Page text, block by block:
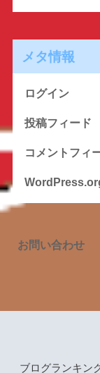
メタ情報
ログイン
投稿フィード
コメントフィ
お問い合わせ
ブログランキン